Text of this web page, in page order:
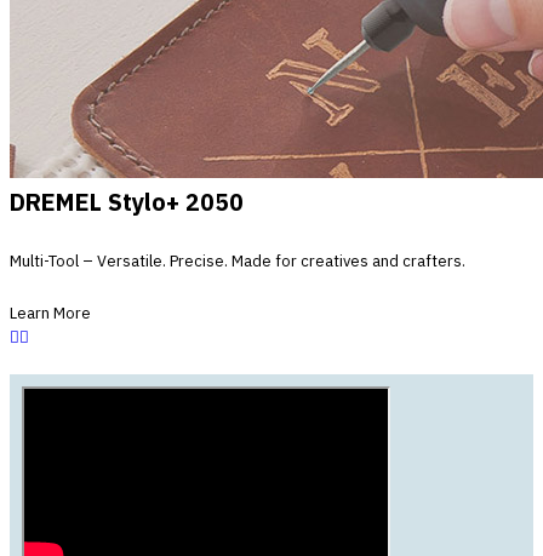
DREMEL Stylo+ 2050
Multi-Tool – Versatile. Precise. Made for creatives and crafters.
Learn More